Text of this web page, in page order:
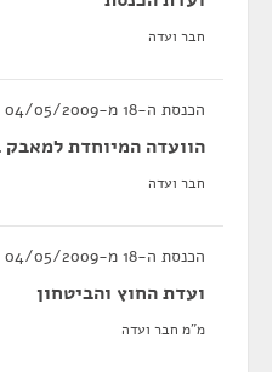
חבר ועדה
הכנסת ה-18 מ-04/05/2009 עד 05/02/2013
הוועדה המיוחדת למאבק
חבר ועדה
הכנסת ה-18 מ-04/05/2009 עד 05/02/2013
ועדת החוץ והביטחון
מ"מ חבר ועדה